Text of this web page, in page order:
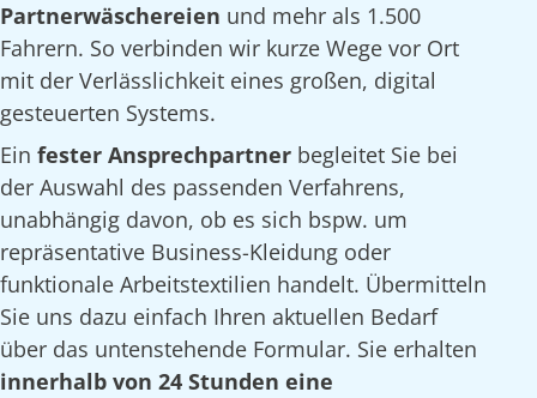
Partnerwäschereien und mehr als 1.500
Fahrern. So verbinden wir kurze Wege vor Ort
mit der Verlässlichkeit eines großen, digital
gesteuerten Systems.
Ein fester Ansprechpartner begleitet Sie bei
der Auswahl des passenden Verfahrens,
unabhängig davon, ob es sich bspw. um
repräsentative Business-Kleidung oder
funktionale Arbeitstextilien handelt. Übermitteln
Sie uns dazu einfach Ihren aktuellen Bedarf
über das untenstehende Formular. Sie erhalten
innerhalb von 24 Stunden eine